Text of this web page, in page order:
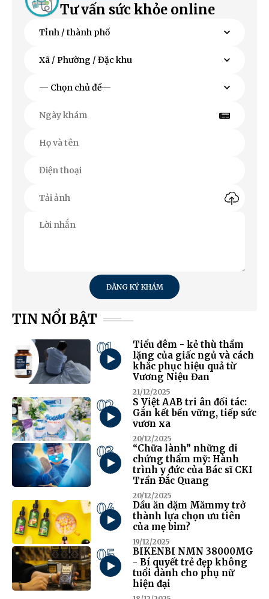
Tư vấn sức khỏe online
ĐĂNG KÝ KHÁM
TIN NỔI BẬT
01
Tiểu đêm - kẻ thù thầm
lặng của giấc ngủ và cách
khắc phục hiệu quả từ
Vương Niệu Đan
21/12/2025
02
S Việt AAB tri ân đối tác:
Gắn kết bền vững, tiếp sức
vươn xa
20/12/2025
03
“Chữa lành” những di
chứng thẩm mỹ: Hành
trình y đức của Bác sĩ CKI
Trần Đắc Quang
20/12/2025
04
Dầu ăn dặm Mămmy trở
thành lựa chọn ưu tiên
của mẹ bỉm?
19/12/2025
05
BIKENBI NMN 38000MG
- Bí quyết trẻ đẹp không
tuổi dành cho phụ nữ
hiện đại